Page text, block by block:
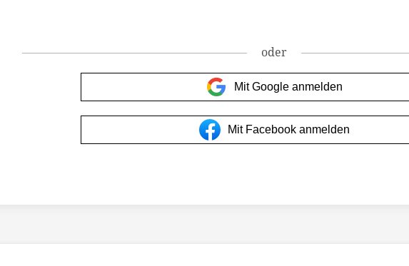
oder
Mit Google anmelden
Mit Facebook anmelden